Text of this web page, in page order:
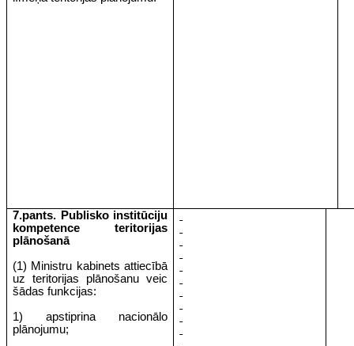
7.pants. Publisko institūciju
kompetence teritorijas
plānošanā
(1) Ministru kabinets attiecībā
uz teritorijas plānošanu veic
šādas funkcijas:
1) apstiprina nacionālo
plānojumu;